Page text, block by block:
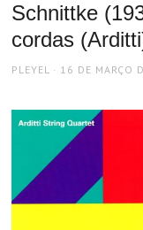
Schnittke
cordas
AUTHOR
PLEYEL
POSTED
16 DE MARÇO